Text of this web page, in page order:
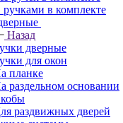
в комплекте
Назад
дверные
для окон
планке
раздельном основании
раздвижных дверей